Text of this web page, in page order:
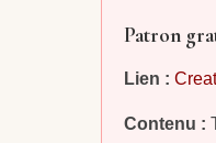
Patron
Lien :
Contenu :